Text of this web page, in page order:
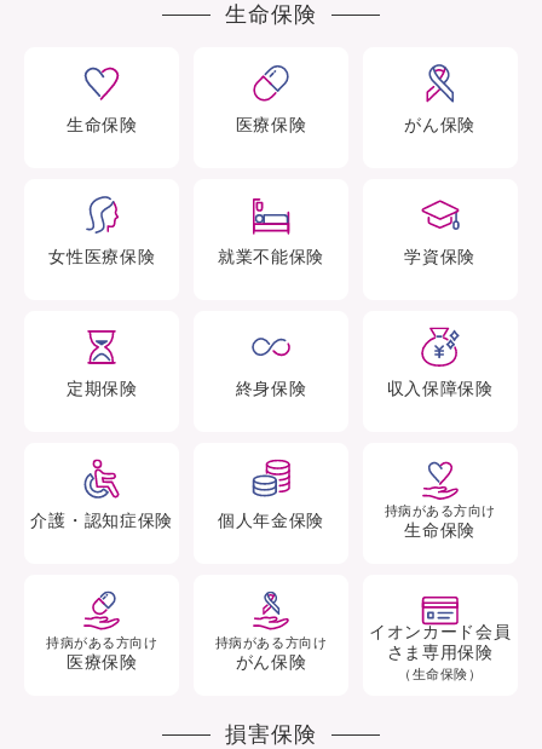
生命保険
生命保険 医療保険 がん保険
女性医療保険 就業不能保険 学資保険
定期保険 終身保険 収入保障保険
介護・認知症保険 個人年金保険 持病がある方向け
生命保険
持病がある方向け
医療保険
持病がある方向け
がん保険
イオンカード会員
さま専用保険
（生命保険）
損害保険